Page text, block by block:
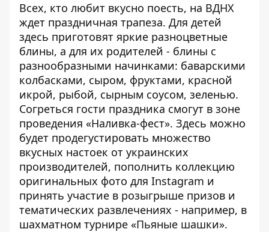
Всех, кто любит вкусно поесть, на ВДНХ
ждет праздничная трапеза. Для детей
здесь приготовят яркие разноцветные
блины, а для их родителей - блины с
разнообразными начинками: баварскими
колбасками, сыром, фруктами, красной
икрой, рыбой, сырным соусом, зеленью.
Согреться гости праздника смогут в зоне
проведения «Наливка-фест». Здесь можно
будет продегустировать множество
вкусных настоек от украинских
производителей, пополнить коллекцию
оригинальных фото для Instagram и
принять участие в розыгрыше призов и
тематических развлечениях - например, в
шахматном турнире «Пьяные шашки».